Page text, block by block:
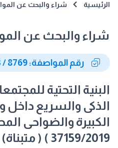
الرئيسية شراء والبحث عن
شراء والبحث عن
رقم المواصفة: 8769 / 2023
البنية التحتية
الذكى والسريع داخل
37159/2019 ) ( متبناة)